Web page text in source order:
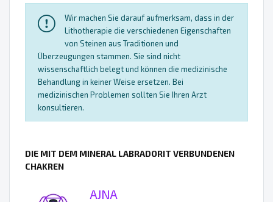
Wir machen Sie darauf aufmerksam, dass in der
Lithotherapie die verschiedenen Eigenschaften
von Steinen aus Traditionen und
Überzeugungen stammen. Sie sind nicht
wissenschaftlich belegt und können die medizinische
Behandlung in keiner Weise ersetzen. Bei
medizinischen Problemen sollten Sie Ihren Arzt
konsultieren.
DIE MIT DEM MINERAL LABRADORIT VERBUNDENEN
CHAKREN
AJNA